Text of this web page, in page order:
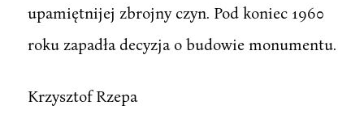
upamiętnijej zbrojny czyn. Pod koniec 1960
roku zapadła decyzja o budowie monumentu.
Krzysztof Rzepa